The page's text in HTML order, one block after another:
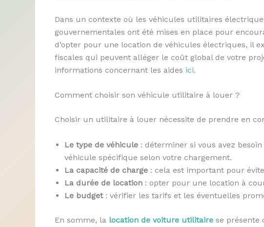
Dans un contexte où les véhicules utilitaires
gouvernementales ont été mises en place pour
d’opter pour une location de véhicules électriques, il
fiscales qui peuvent alléger le coût global de votre
informations concernant les aides ici.
Comment choisir son véhicule utilitaire à louer ?
Choisir un utilitaire à louer nécessite de prendre en
Le type de véhicule : déterminer si vous avez
véhicule spécifique selon votre chargement.
La capacité de charge : cela est important pour
La durée de location : opter pour une location à
Le budget: vérifier les tarifs et les éventuelles
En somme, la location de voiture utilitaire se présente